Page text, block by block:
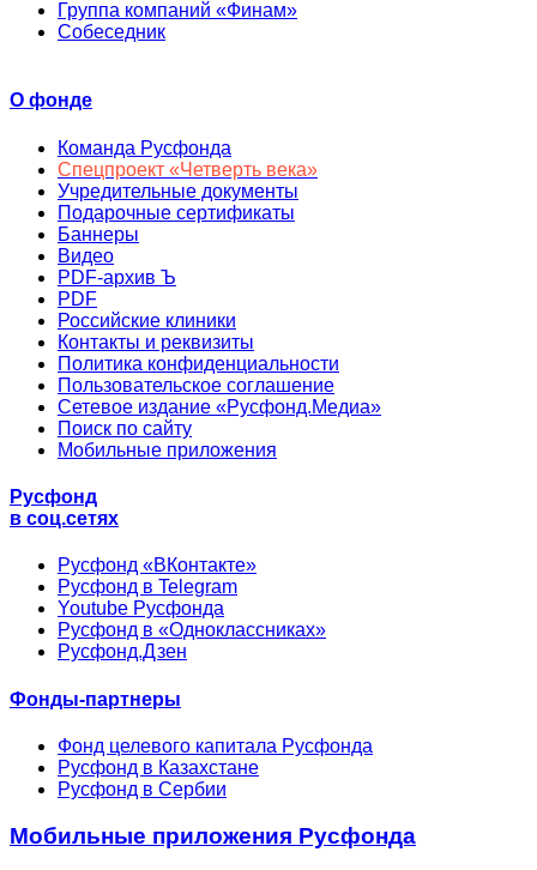
Группа компаний «Финам»
Собеседник
О фонде
Команда Русфонда
Спецпроект «Четверть века»
Учредительные документы
Подарочные сертификаты
Баннеры
Видео
PDF-архив Ъ
PDF
Российские клиники
Контакты и реквизиты
Политика конфиденциальности
Пользовательское соглашение
Сетевое издание «Русфонд.Медиа»
Поиск по сайту
Мобильные приложения
Русфонд
в соц.сетях
Русфонд «ВКонтакте»
Русфонд в Telegram
Youtube Русфонда
Русфонд в «Одноклассниках»
Русфонд.Дзен
Фонды-партнеры
Фонд целевого капитала Русфонда
Русфонд в Казахстане
Русфонд в Сербии
Мобильные приложения Русфонда